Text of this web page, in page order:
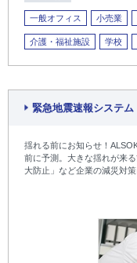
一般オフィス 小売業
介護・福祉施設 学校
緊急地震速報システム
揺れる前にお知らせ！
前に予測。大きな揺れが来
大防止」など企業の減災対策